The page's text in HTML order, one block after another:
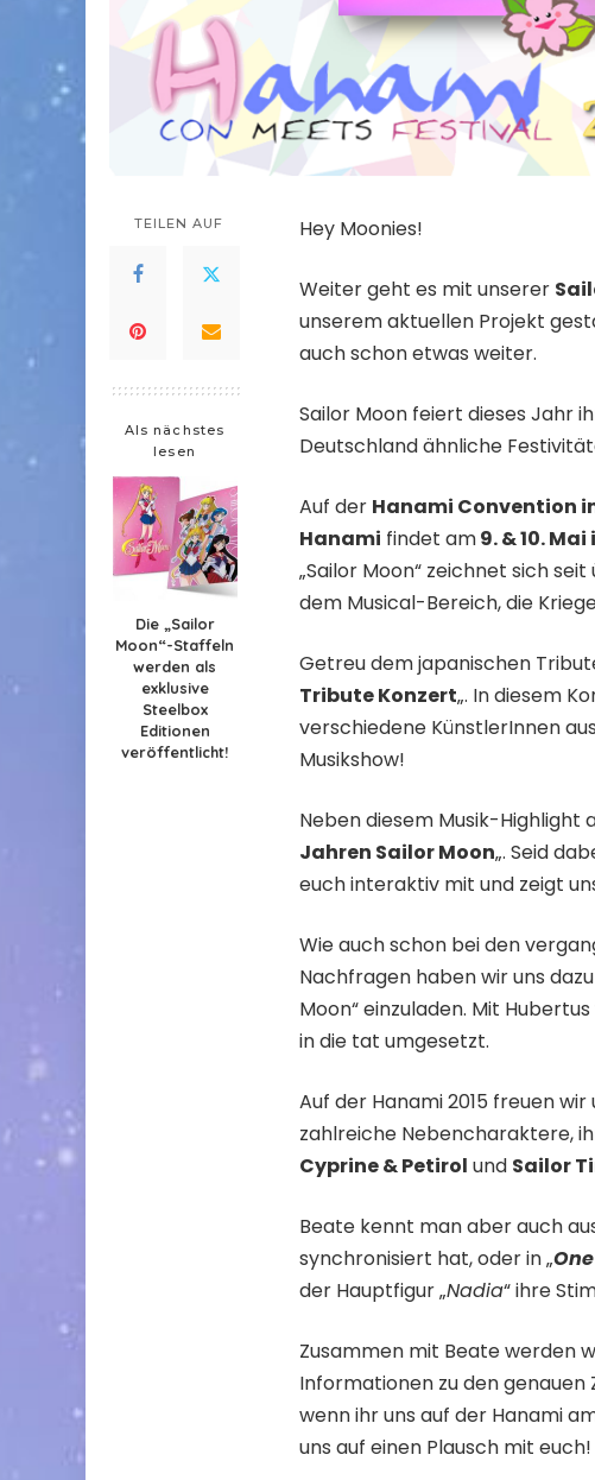
TEILEN AUF
Als nächstes
lesen
Die „Sailor
Moon“-Staffeln
werden als
exklusive
Steelbox
Editionen
veröffentlicht!
Hey Moonies!
Weiter geht es mit unserer
unserem aktuellen Projekt
auch schon etwas weiter.
Sailor Moon feiert dieses Jahr
Deutschland ähnliche
Auf der Hanami Convention
Hanami findet am9. & 10.
„Sailor Moon“ zeichnet sich
dem Musical-Bereich, die
Getreu dem japanischen
Tribute Konzert„. In diesem
verschiedene KünstlerInnen
Musikshow!
Neben diesem Musik-
Jahren Sailor Moon„. Seid
euch interaktiv mit und zeigt
Wie auch schon bei den
Nachfragen haben wir uns
Moon“ einzuladen. Mit
in die tat umgesetzt.
Auf der Hanami 2015 freuen wir
zahlreiche Nebencharaktere,
Cyprine & Petirol und Sailor
Beate kennt man aber auch
synchronisiert hat, oder in „
der Hauptfigur „Nadia“ ihre
Zusammen mit Beate werden
Informationen zu den
wenn ihr uns auf der Hanami
uns auf einen Plausch mit euch!